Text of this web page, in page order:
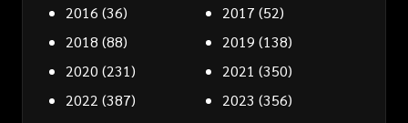
2016 (36) 2017 (52)
2018 (88) 2019 (138)
2020 (231) 2021 (350)
2022 (387) 2023 (356)